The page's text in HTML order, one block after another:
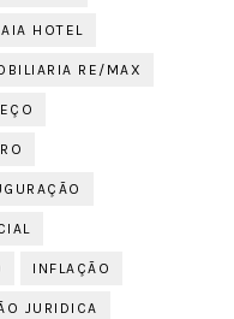
HOTEL
RE/MAX
INFLAÇÃO
JURIDICA